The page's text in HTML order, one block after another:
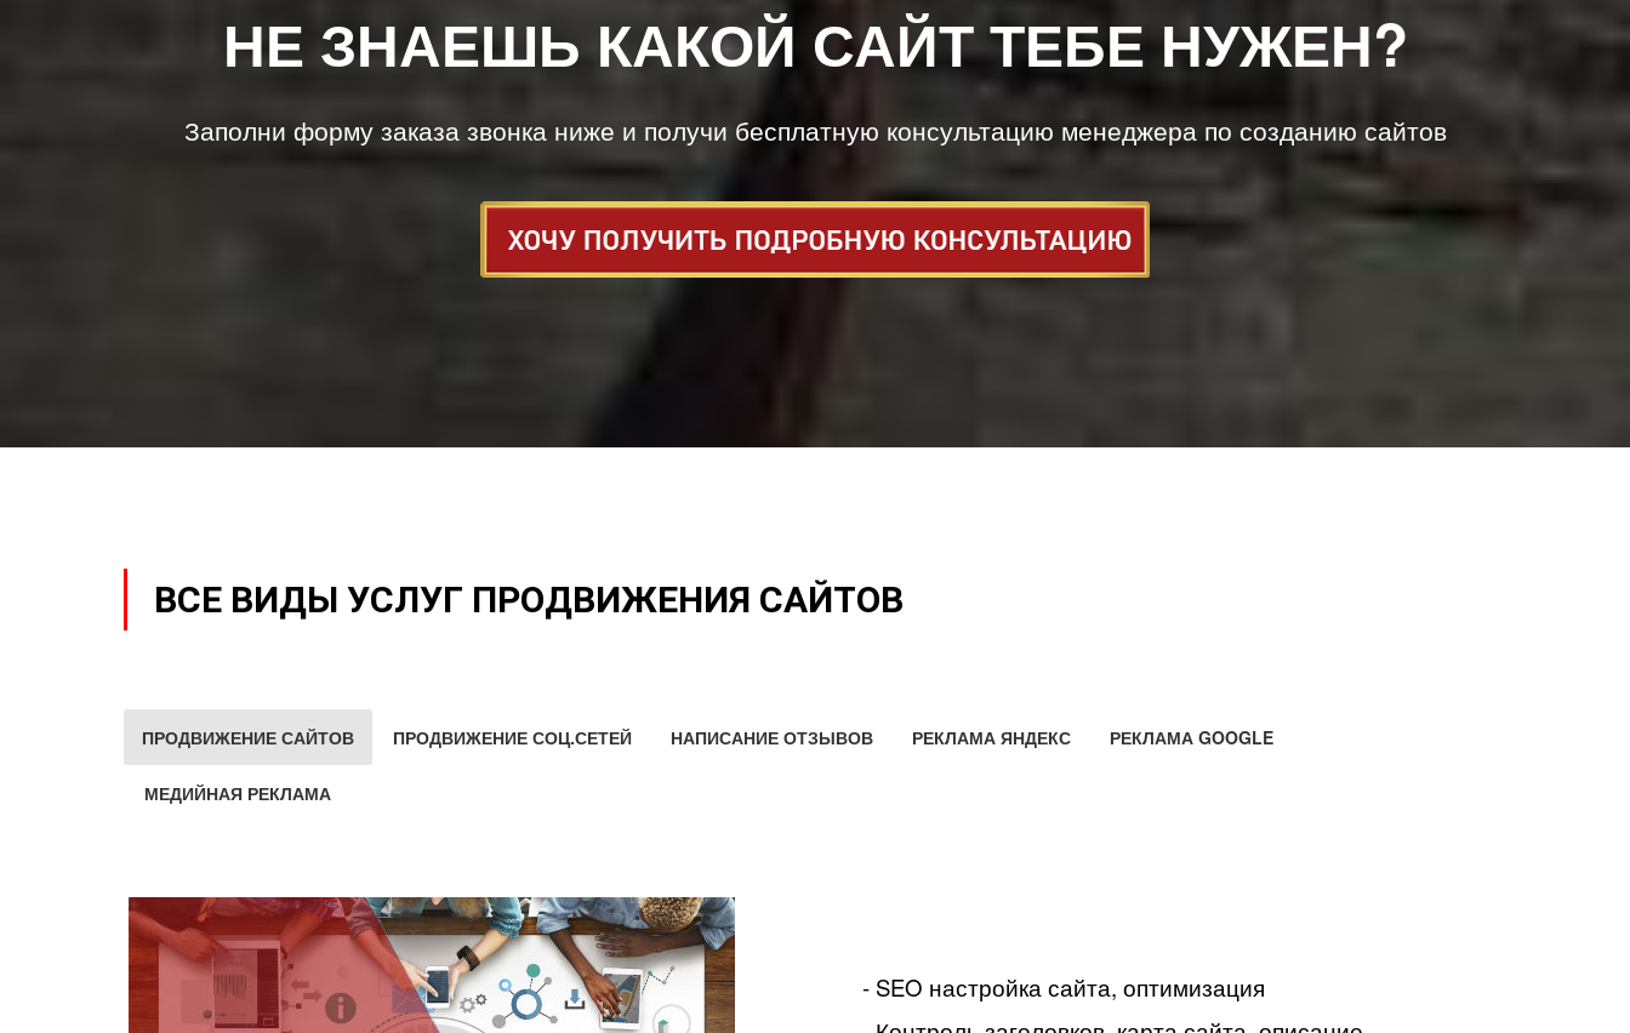
НЕ ЗНАЕШЬ КАКОЙ САЙТ ТЕБЕ НУЖЕН?
Заполни форму заказа звонка ниже и получи бесплатную консультацию менеджера по созданию сайтов
ВСЕ ВИДЫ УСЛУГ ПРОДВИЖЕНИЯ САЙТОВ
ПРОДВИЖЕНИЕ САЙТОВ ПРОДВИЖЕНИЕ СОЦ.СЕТЕЙ НАПИСАНИЕ ОТЗЫВОВ РЕКЛАМА ЯНДЕКС РЕКЛАМА GOOGLE
МЕДИЙНАЯ РЕКЛАМА
- SEO настройка сайта, оптимизация